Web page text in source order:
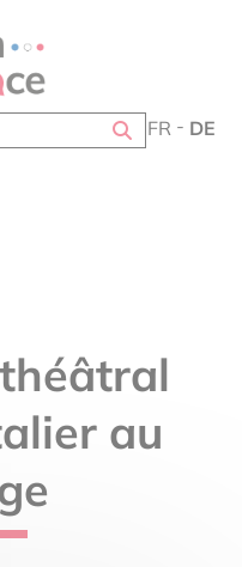
FR DE
au